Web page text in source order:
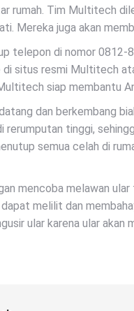
rumah. Tim Multitech
Mereka juga akan
telepon di nomor
situs resmi Multitech
siap membantu
dan berkembang
rerumputan tinggi,
semua celah di
mencoba melawan
melilit dan
ular karena ular